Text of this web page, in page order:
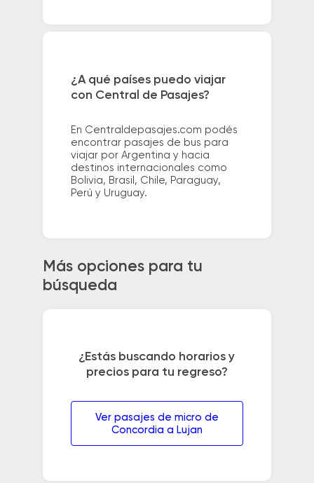
¿A qué países puedo viajar
con Central de Pasajes?
En Centraldepasajes.com podés
encontrar pasajes de bus para
viajar por Argentina y hacia
destinos internacionales como
Bolivia, Brasil, Chile, Paraguay,
Perú y Uruguay.
Más opciones para tu
búsqueda
¿Estás buscando horarios y
precios para tu regreso?
Ver pasajes de micro de
Concordia a Lujan